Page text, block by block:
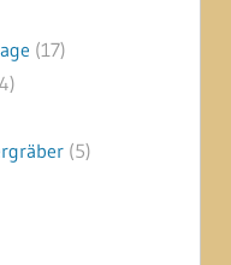
(17)
(5)